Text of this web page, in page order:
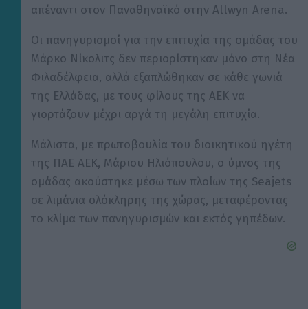
απέναντι στον Παναθηναϊκό στην Allwyn Arena.
Οι πανηγυρισμοί για την επιτυχία της ομάδας του
Μάρκο Νίκολιτς δεν περιορίστηκαν μόνο στη Νέα
Φιλαδέλφεια, αλλά εξαπλώθηκαν σε κάθε γωνιά
της Ελλάδας, με τους φίλους της ΑΕΚ να
γιορτάζουν μέχρι αργά τη μεγάλη επιτυχία.
Μάλιστα, με πρωτοβουλία του διοικητικού ηγέτη
της ΠΑΕ ΑΕΚ, Μάριου Ηλιόπουλου, ο ύμνος της
ομάδας ακούστηκε μέσω των πλοίων της Seajets
σε λιμάνια ολόκληρης της χώρας, μεταφέροντας
το κλίμα των πανηγυρισμών και εκτός γηπέδων.